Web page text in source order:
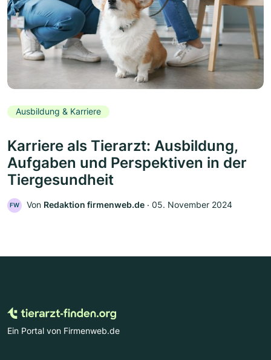
Ausbildung & Karriere
Karriere als Tierarzt: Ausbildung,
Aufgaben und Perspektiven in der
Tiergesundheit
FW Von Redaktion firmenweb.de ‧ 05. November 2024
Ein Portal von Firmenweb.de